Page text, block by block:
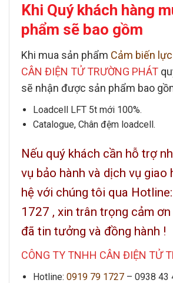
Khi Quý khách hàng
phẩm sẽ bao gồm
Khi mua sản phẩm Cảm biến lực
CÂN ĐIỆN TỬ TRƯỜNG PHÁT
sẽ nhận được sản phẩm bao
Loadcell LFT 5t mới 100%.
Catalogue, Chân đệm loadcell.
Nếu quý khách cần hỗ trợ
vụ bảo hành và dịch vụ giao
hệ với chúng tôi qua
1727 , xin trân trọng cảm
đã tin tưởng và đồng hành !
CÔNG TY TNHH CÂN ĐIỆN TỬ
Hotline: 0919 79 1727 – 0938 43